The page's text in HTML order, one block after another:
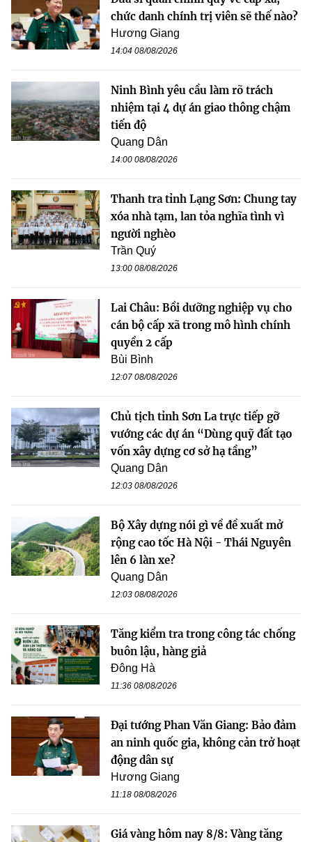
chức danh chính trị viên sẽ thế nào?
Hương Giang
14:04 08/08/2026
Ninh Bình yêu cầu làm rõ trách
nhiệm tại 4 dự án giao thông chậm
tiến độ
Quang Dân
14:00 08/08/2026
Thanh tra tỉnh Lạng Sơn: Chung tay
xóa nhà tạm, lan tỏa nghĩa tình vì
người nghèo
Trần Quý
13:00 08/08/2026
Lai Châu: Bồi dưỡng nghiệp vụ cho
cán bộ cấp xã trong mô hình chính
quyền 2 cấp
Bùi Bình
12:07 08/08/2026
Chủ tịch tỉnh Sơn La trực tiếp gỡ
vướng các dự án “Dùng quỹ đất tạo
vốn xây dựng cơ sở hạ tầng”
Quang Dân
12:03 08/08/2026
Bộ Xây dựng nói gì về đề xuất mở
rộng cao tốc Hà Nội - Thái Nguyên
lên 6 làn xe?
Quang Dân
12:03 08/08/2026
Tăng kiểm tra trong công tác chống
buôn lậu, hàng giả
Đông Hà
11:36 08/08/2026
Đại tướng Phan Văn Giang: Bảo đảm
an ninh quốc gia, không cản trở hoạt
động dân sự
Hương Giang
11:18 08/08/2026
Giá vàng hôm nay 8/8: Vàng tăng